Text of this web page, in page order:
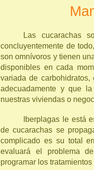
Las cucarachas
concluyentemente de
son omnívoros y tienen
disponibles en cada
variada de carbohidratos,
adecuadamente y que
nuestras viviendas o
Iberplagas le está
de cucarachas se
complicado es su total
evaluará el problema
programar los tratamientos